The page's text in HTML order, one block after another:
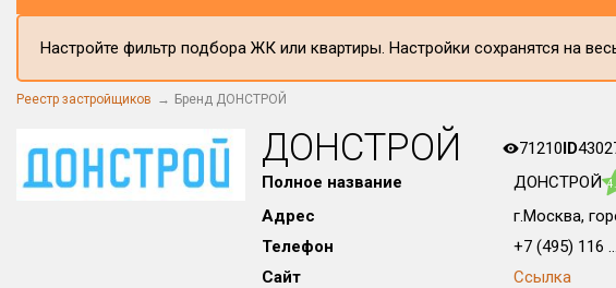
Настройте фильтр подбора ЖК или квартиры. Настройки сохранятся на
Реестр застройщиков Бренд ДОНСТРОЙ
ДОНСТРОЙ 71210ID
Полное название
ДОНСТРОЙ
Адрес
г.Москва,
Телефон
+7 (495) 116
Сайт
Ссылка